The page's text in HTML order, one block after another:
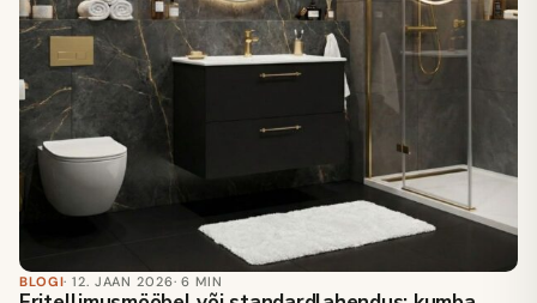
BLOGI· 12. JAAN 2026· 6 MIN